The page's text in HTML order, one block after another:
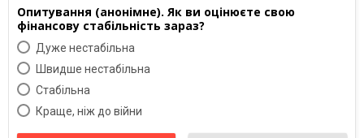
Опитування (анонімне). Як ви оцінюєте свою
фінансову стабільність зараз?
Дуже нестабільна
Швидше нестабільна
Cтабільна
Краще, ніж до війни